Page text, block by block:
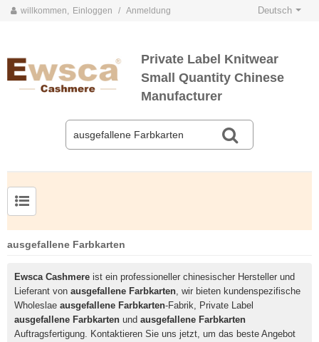
willkommen, Einloggen / Anmeldung Deutsch
Private Label Knitwear
Small Quantity Chinese
Manufacturer
ausgefallene Farbkarten
Ewsca Cashmere ist ein professioneller chinesischer Hersteller und
Lieferant von ausgefallene Farbkarten, wir bieten kundenspezifische
Wholeslae ausgefallene Farbkarten-Fabrik, Private Label
ausgefallene Farbkarten und ausgefallene Farbkarten
Auftragsfertigung. Kontaktieren Sie uns jetzt, um das beste Angebot